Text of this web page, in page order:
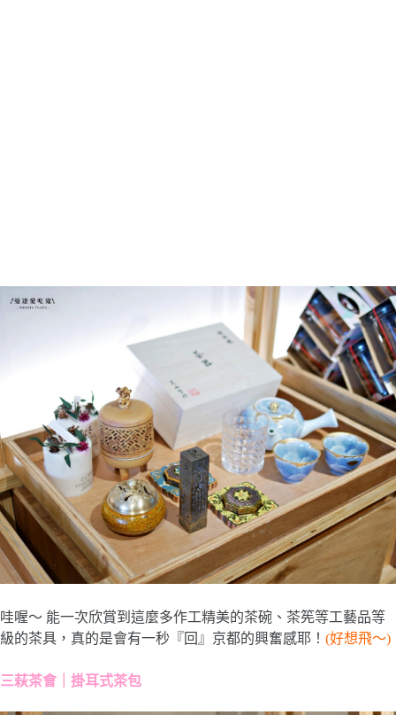
哇喔～ 能一次欣賞到這麼多作工精美的茶碗、茶筅等工藝品等
級的茶具，真的是會有一秒『回』京都的興奮感耶！ (好想飛～)
三萩茶會｜掛耳式茶包